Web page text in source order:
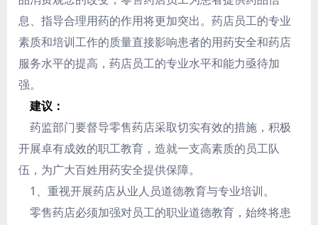
息、指导合理用药的作用将更加突出。药店员工的专业
素质和培训工作的质量直接影响患者的用药安全和药店
服务水平的提高，药店员工的专业水平和能力亟待加
强。
建议：
药监部门要督导零售药店采取切实有效的措施，积极
开展卓有成效的职工教育，造就一支高素质的员工队
伍，为广大百姓用药安全提供保障。
1、重视开展药店从业人员道德教育与专业培训。
零售药店必须加强对员工的职业道德教育，始终将患